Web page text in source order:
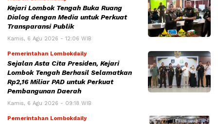
Kejari Lombok Tengah Buka Ruang
Dialog dengan Media untuk Perkuat
Transparansi Publik
Kamis, 6 Agu 2026 - 12:06 WIB
Pemerintahan Lombokdaily
Sejalan Asta Cita Presiden, Kejari
Lombok Tengah Berhasil Selamatkan
Rp2,16 Miliar PAD untuk Perkuat
Pembangunan Daerah
Kamis, 6 Agu 2026 - 09:18 WIB
Pemerintahan Lombokdaily